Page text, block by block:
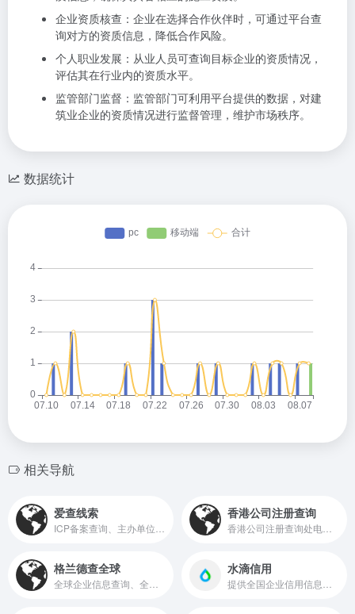
企业资质核查：企业在选择合作伙伴时，可通过平台查
询对方的资质信息，降低合作风险。
个人职业发展：从业人员可查询目标企业的资质情况，
评估其在行业内的资质水平。
监管部门监督：监管部门可利用平台提供的数据，对建
筑业企业的资质情况进行监督管理，维护市场秩序。
数据统计
相关导航
爱查线索 香港公司注册查询
格兰德查全球 水滴信用